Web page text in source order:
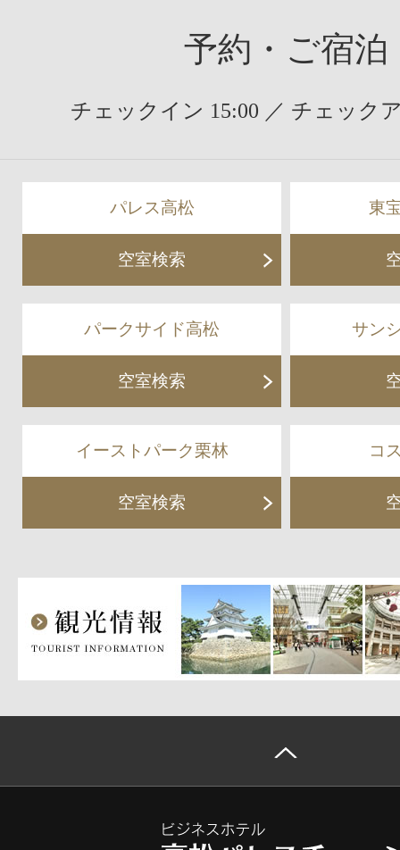
予約・ご宿泊
チェックイン 15:00 ／ チェック
パレス高松
空室検索
東
パークサイド高松
空室検索
サン
イーストパーク栗林
空室検索
コ